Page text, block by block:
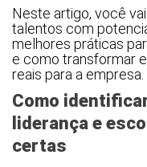
Neste artigo, você
talentos com
melhores práticas
e como transformar
reais para a empresa.
Como
liderança e
certas